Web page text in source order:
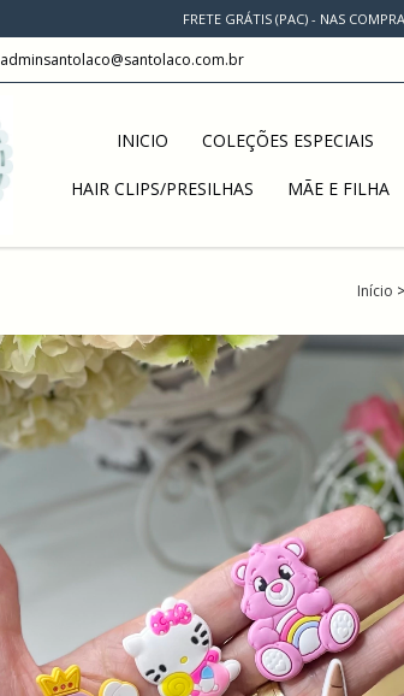
FRETE GRÁTIS (PAC) - NAS
adminsantolaco@santolaco.com.br
INICIO COLEÇÕES ESPECIAIS
HAIR CLIPS/PRESILHAS MÃE E FILHA
Início >